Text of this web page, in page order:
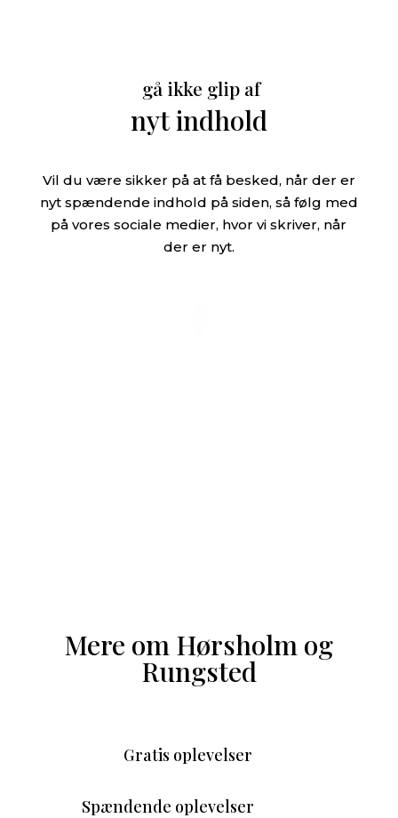
gå ikke glip af
nyt indhold
Vil du være sikker på at få besked, når der er
nyt spændende indhold på siden, så følg med
på vores sociale medier, hvor vi skriver, når
der er nyt.
Mere om Hørsholm og
Rungsted
Gratis oplevelser
Spændende oplevelser